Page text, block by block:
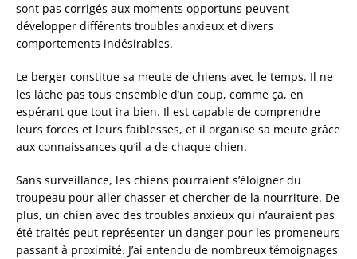
sont pas corrigés aux moments opportuns peuvent
développer différents troubles anxieux et divers
comportements indésirables.
Le berger constitue sa meute de chiens avec le temps. Il ne
les lâche pas tous ensemble d’un coup, comme ça, en
espérant que tout ira bien. Il est capable de comprendre
leurs forces et leurs faiblesses, et il organise sa meute grâce
aux connaissances qu’il a de chaque chien.
Sans surveillance, les chiens pourraient s’éloigner du
troupeau pour aller chasser et chercher de la nourriture. De
plus, un chien avec des troubles anxieux qui n’auraient pas
été traités peut représenter un danger pour les promeneurs
passant à proximité. J’ai entendu de nombreux témoignages